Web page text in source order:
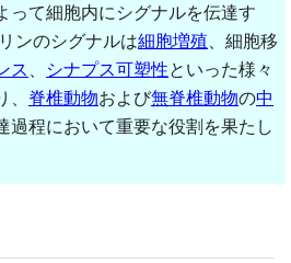
って細胞内にシグナルを伝達す
ンのシグナルは細胞増殖、細胞移
ス、 シナプス可塑性といった様々
脊椎動物および無脊椎動物の中
過程において重要な役割を果たし